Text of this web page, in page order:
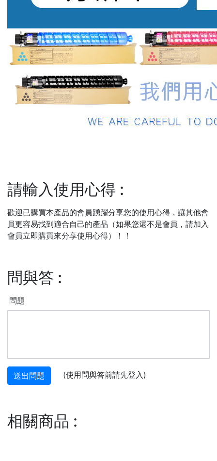
請輸入使用心得 :
歡迎已購買本產品的會員踴躍分享您的使用心得，讓其他會
員更容易找到適合自己的產品（如果您還不是會員，請加入
會員立即購買來分享使用心得）！！
問與答 :
問題
送出問題 (使用問與答前請先登入)
相關商品 :